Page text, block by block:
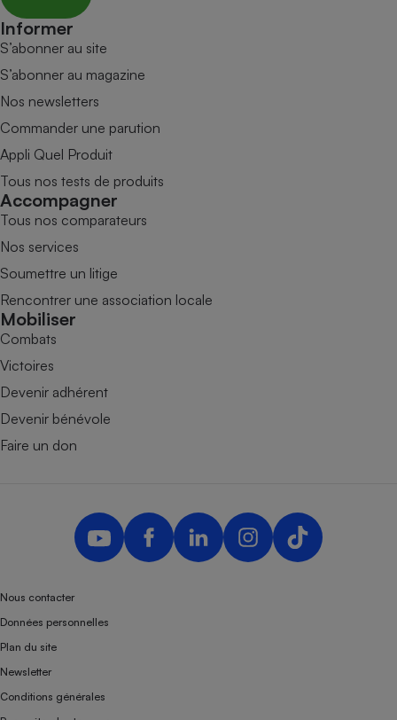
Informer
S’abonner au site
S’abonner au magazine
Nos newsletters
Commander une parution
Appli Quel Produit
Tous nos tests de produits
Accompagner
Tous nos comparateurs
Nos services
Soumettre un litige
Rencontrer une association locale
Mobiliser
Combats
Victoires
Devenir adhérent
Devenir bénévole
Faire un don
Nous contacter
Données personnelles
Plan du site
Newsletter
Conditions générales